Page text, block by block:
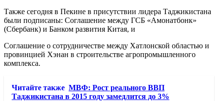
Также сегодня в Пекине в присутствии лидера Таджикистана
были подписаны: Соглашение между ГСБ «Амонатбонк»
(Сбербанк) и Банком развития Китая, и
Соглашение о сотрудничестве между Хатлонской областью и
провинцией Хэнан в строительстве агропромышленного
комплекса.
Читайте также МВФ: Рост реального ВВП
Таджикистана в 2015 году замедлится до 3%